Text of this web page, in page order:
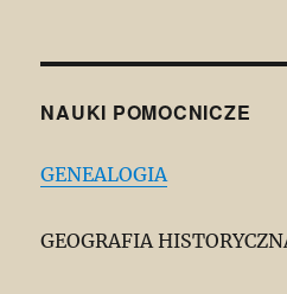
NAUKI POMOCNICZE
GENEALOGIA
GEOGRAFIA